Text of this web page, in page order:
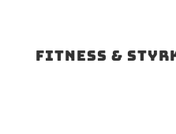
Fitness &